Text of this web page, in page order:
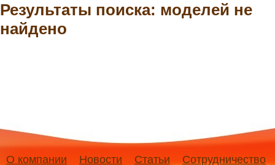
Результаты поиска: моделей не
найдено
О компании Новости Статьи
Сотрудничество